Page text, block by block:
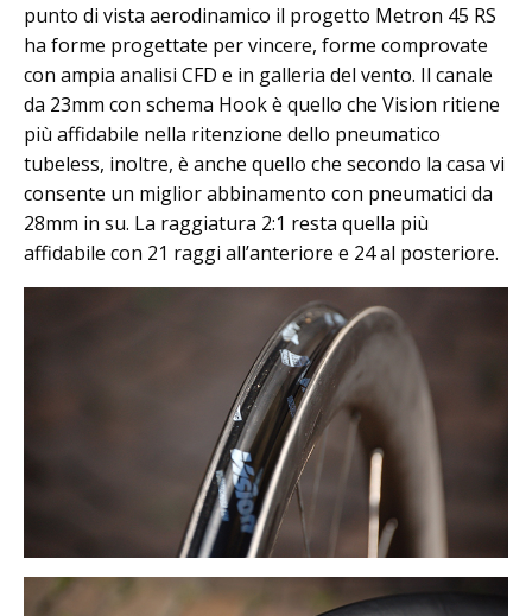
punto di vista aerodinamico il progetto Metron 45 RS
ha forme progettate per vincere, forme comprovate
con ampia analisi CFD e in galleria del vento. Il canale
da 23mm con schema Hook è quello che Vision ritiene
più affidabile nella ritenzione dello pneumatico
tubeless, inoltre, è anche quello che secondo la casa vi
consente un miglior abbinamento con pneumatici da
28mm in su. La raggiatura 2:1 resta quella più
affidabile con 21 raggi all’anteriore e 24 al posteriore.